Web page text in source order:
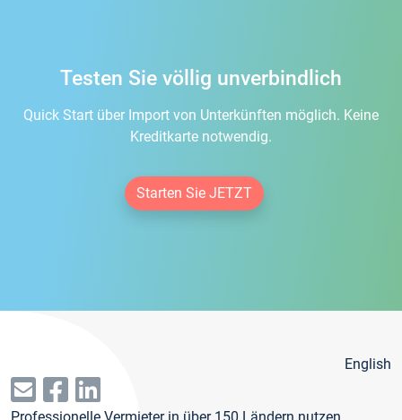
Testen Sie völlig unverbindlich
Quick Start über Import von Unterkünften möglich. Keine
Kreditkarte notwendig.
Starten Sie JETZT
English